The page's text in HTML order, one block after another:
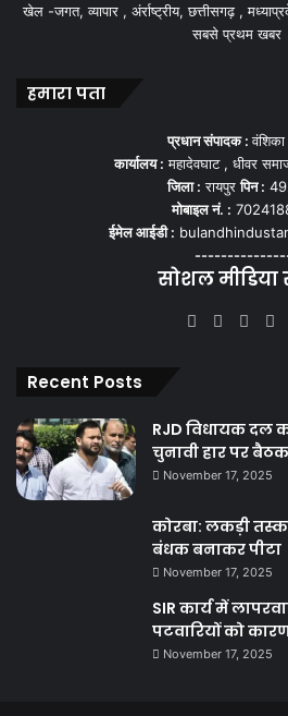
खेल -जगत, व्यापार , अंर्राष्ट्रीय, छत्तीसगढ़ ,
सबसे प्रथम खबर
हमारा पता
प्रधान संपादक :वंशिका
कार्यालय : महादेवघाट , धीवर
जिला : रायपुरपिन :
मोबाइल नं. :
ईमेल आईडी :
सोशल मीडिया
Facebook
X
Recent Posts
RJD विधायक दल
चुनावी हार पर
November 17, 2025
कोरबा: लकड़ी
बंधक बनाकर पीटा
November 17, 2025
SIR कार्य में
पटवारियों को
November 17, 2025